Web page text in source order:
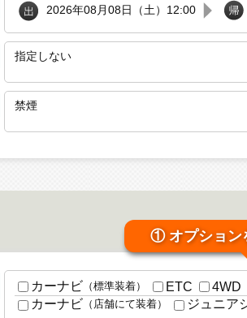
2026年08月08日（土）12:00
指定しない
禁煙
① オプション
カーナビ（標準装着） ETC 4WD
カーナビ（店舗にて装着） ジュニア